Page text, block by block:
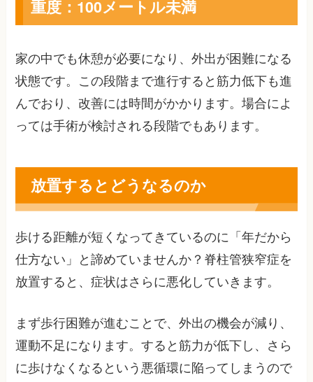
重度：100メートル未満
家の中でも休憩が必要になり、外出が困難になる
状態です。この段階まで進行すると筋力低下も進
んでおり、改善には時間がかかります。場合によ
っては手術が検討される段階でもあります。
放置するとどうなるのか
歩ける距離が短くなってきているのに「年だから
仕方ない」と諦めていませんか？脊柱管狭窄症を
放置すると、症状はさらに悪化していきます。
まず歩行困難が進むことで、外出の機会が減り、
運動不足になります。すると筋力が低下し、さら
に歩けなくなるという悪循環に陥ってしまうので